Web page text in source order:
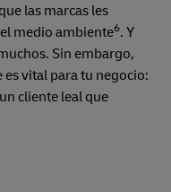
las marcas les
medio ambiente6. Y
Sin embargo,
vital para tu negocio:
cliente leal que